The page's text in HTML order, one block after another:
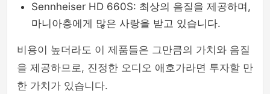
Sennheiser HD 660S: 최상의 음질을 제공하며,
마니아층에게 많은 사랑을 받고 있습니다.
비용이 높더라도 이 제품들은 그만큼의 가치와 음질
을 제공하므로, 진정한 오디오 애호가라면 투자할 만
한 가치가 있습니다.